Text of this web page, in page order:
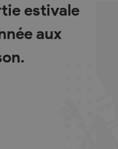
estivale
aux